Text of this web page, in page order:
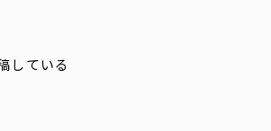
している